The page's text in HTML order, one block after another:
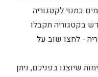
כמנוי לקטגוריה
בקטגוריה תקבלו
- לחצו שוב על
שיוצגו בפניכם, ניתן